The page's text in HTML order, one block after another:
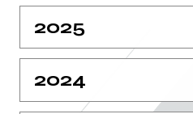
2025
2024